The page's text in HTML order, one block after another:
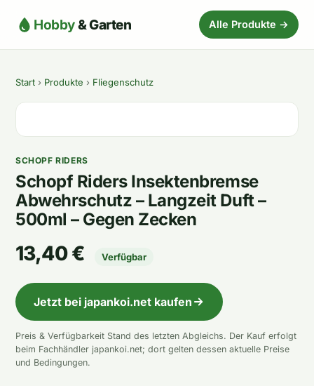
Hobby& Garten Alle Produkte →
Start › Produkte › Fliegenschutz
SCHOPF RIDERS
Schopf Riders Insektenbremse
Abwehrschutz – Langzeit Duft –
500ml – Gegen Zecken
13,40 € Verfügbar
Jetzt bei japankoi.net kaufen
Preis & Verfügbarkeit Stand des letzten Abgleichs. Der Kauf erfolgt
beim Fachhändler japankoi.net; dort gelten dessen aktuelle Preise
und Bedingungen.